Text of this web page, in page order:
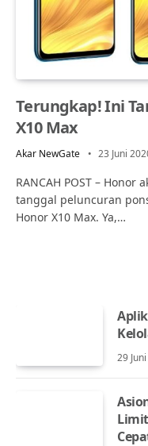
Terungkap! Ini
X10 Max
Akar NewGate 23 Juni
RANCAH POST –
tanggal peluncuran
Honor X10 Max. Ya,…
29